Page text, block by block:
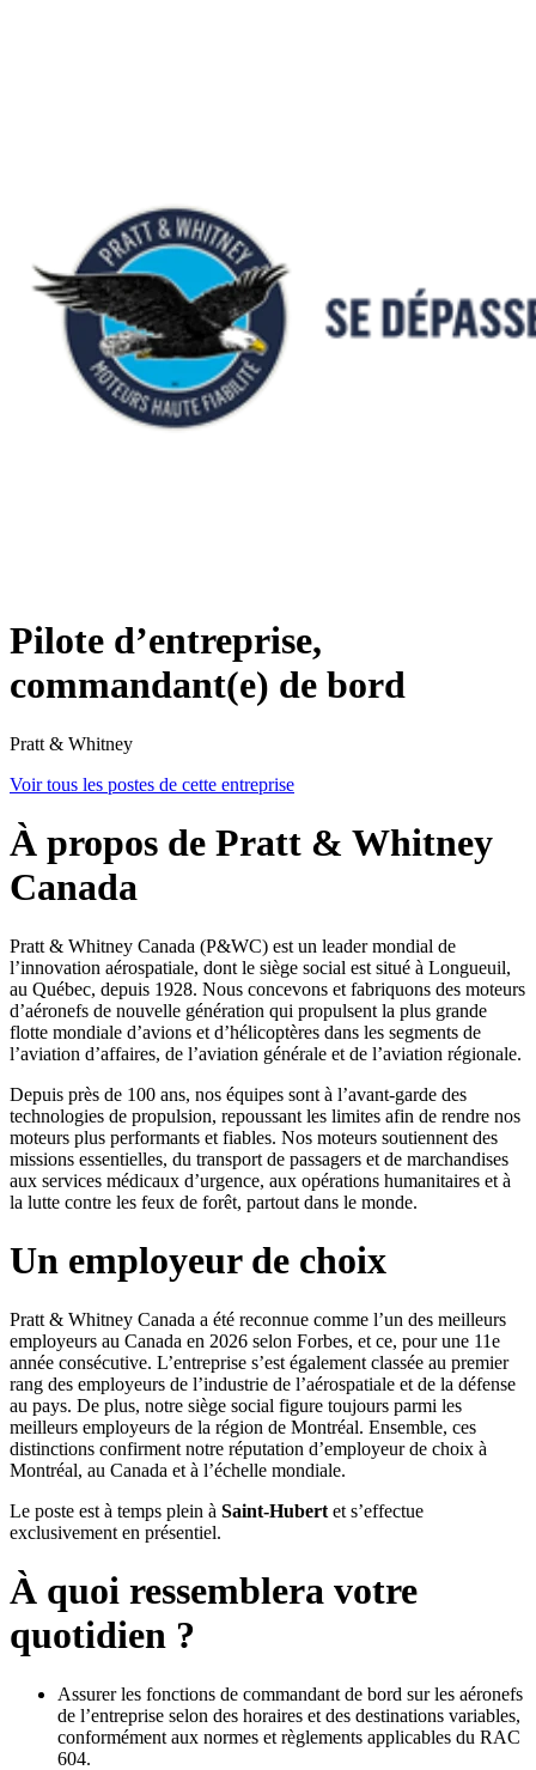
Pilote d’entreprise,
commandant(e) de bord
Pratt & Whitney
Voir tous les postes de cette entreprise
À propos de Pratt & Whitney
Canada
Pratt & Whitney Canada (P&WC) est un leader mondial de
l’innovation aérospatiale, dont le siège social est situé à Longueuil,
au Québec, depuis 1928. Nous concevons et fabriquons des moteurs
d’aéronefs de nouvelle génération qui propulsent la plus grande
flotte mondiale d’avions et d’hélicoptères dans les segments de
l’aviation d’affaires, de l’aviation générale et de l’aviation régionale.
Depuis près de 100 ans, nos équipes sont à l’avant-garde des
technologies de propulsion, repoussant les limites afin de rendre nos
moteurs plus performants et fiables. Nos moteurs soutiennent des
missions essentielles, du transport de passagers et de marchandises
aux services médicaux d’urgence, aux opérations humanitaires et à
la lutte contre les feux de forêt, partout dans le monde.
Un employeur de choix
Pratt & Whitney Canada a été reconnue comme l’un des meilleurs
employeurs au Canada en 2026 selon Forbes, et ce, pour une 11e
année consécutive. L’entreprise s’est également classée au premier
rang des employeurs de l’industrie de l’aérospatiale et de la défense
au pays. De plus, notre siège social figure toujours parmi les
meilleurs employeurs de la région de Montréal. Ensemble, ces
distinctions confirment notre réputation d’employeur de choix à
Montréal, au Canada et à l’échelle mondiale.
Le poste est à temps plein à Saint-Hubert et s’effectue
exclusivement en présentiel.
À quoi ressemblera votre
quotidien ?
Assurer les fonctions de commandant de bord sur les aéronefs
de l’entreprise selon des horaires et des destinations variables,
conformément aux normes et règlements applicables du RAC
604.